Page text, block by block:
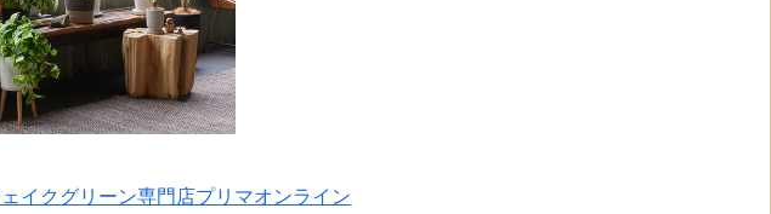
イクグリーン専門店プリマオンライン